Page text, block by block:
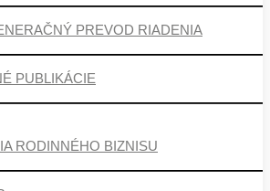
PREVOD RIADENIA
PUBLIKÁCIE
RODINNÉHO BIZNISU